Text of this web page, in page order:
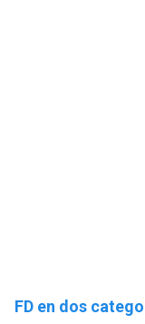
FD en dos